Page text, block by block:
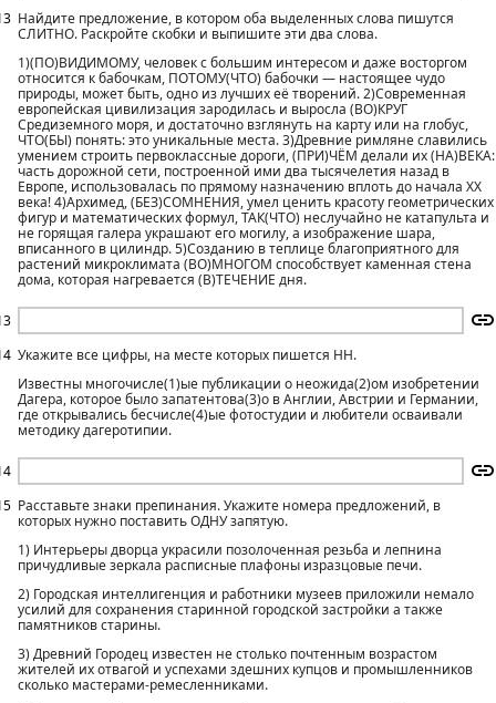
Найдите предложение, в котором оба выделенных слова пишутся
СЛИТНО. Раскройте скобки и выпишите эти два слова.
1)(ПО)ВИДИМОМУ, человек с большим интересом и даже восторгом
относится к бабочкам, ПОТОМУ(ЧТО) бабочки — настоящее чудо
природы, может быть, одно из лучших её творений. 2)Современная
европейская цивилизация зародилась и выросла (ВО)КРУГ
Средиземного моря, и достаточно взглянуть на карту или на глобус,
ЧТО(БЫ) понять: это уникальные места. 3)Древние римляне славились
умением строить первоклассные дороги, (ПРИ)ЧЁМ делали их (НА)ВЕКА:
часть дорожной сети, построенной ими два тысячелетия назад в
Европе, использовалась по прямому назначению вплоть до начала XX
века! 4)Архимед, (БЕЗ)СОМНЕНИЯ, умел ценить красоту геометрических
фигур и математических формул, ТАК(ЧТО) неслучайно не катапульта и
не горящая галера украшают его могилу, а изображение шара,
вписанного в цилиндр. 5)Созданию в теплице благоприятного для
растений микроклимата (ВО)МНОГОМ способствует каменная стена
дома, которая нагревается (В)ТЕЧЕНИЕ дня.
Укажите все цифры, на месте которых пишется НН.
Известны многочисле(1)ые публикации о неожида(2)ом изобретении
Дагера, которое было запатентова(3)о в Англии, Австрии и Германии,
где открывались бесчисле(4)ые фотостудии и любители осваивали
методику дагеротипии.
Расставьте знаки препинания. Укажите номера предложений, в
которых нужно поставить ОДНУ запятую.
1) Интерьеры дворца украсили позолоченная резьба и лепнина
причудливые зеркала расписные плафоны изразцовые печи.
2) Городская интеллигенция и работники музеев приложили немало
усилий для сохранения старинной городской застройки а также
памятников старины.
3) Древний Городец известен не столько почтенным возрастом
жителей их отвагой и успехами здешних купцов и промышленников
сколько мастерами-ремесленниками.